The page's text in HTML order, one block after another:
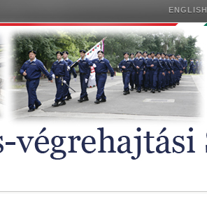
ENGLISH